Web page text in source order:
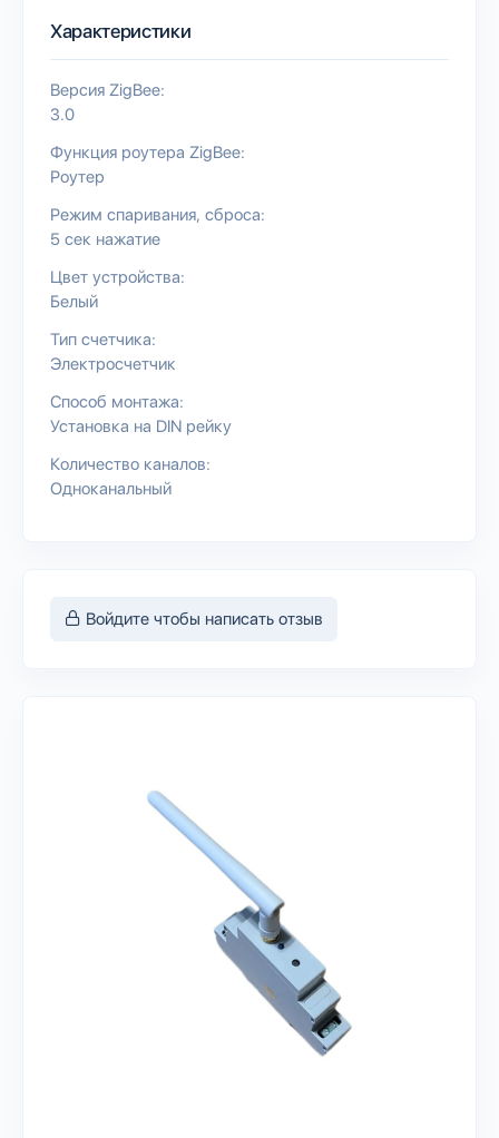
Характеристики
Версия ZigBee:
3.0
Функция роутера ZigBee:
Роутер
Режим спаривания, сброса:
5 сек нажатие
Цвет устройства:
Белый
Тип счетчика:
Электросчетчик
Способ монтажа:
Установка на DIN рейку
Количество каналов:
Одноканальный
Войдите чтобы написать отзыв